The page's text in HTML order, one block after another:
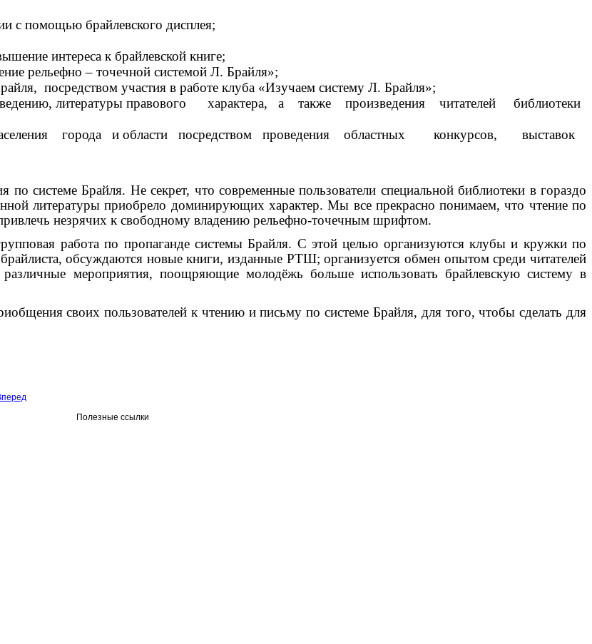
с помощью брайлевского дисплея;
интереса к брайлевской книге;
рельефно – точечной системой Л. Брайля»;
посредством участия в работе клуба «Изучаем систему Л. Брайля»;
литературы правового характера, а также произведения читателей библиотеки
города и области посредством проведения областных конкурсов, выставок
системе Брайля. Не секрет, что современные пользователи специальной библиотеки в гораздо
литературы приобрело доминирующих характер. Мы все прекрасно понимаем, что чтение по
незрячих к свободному владению рельефно-точечным шрифтом.
работа по пропаганде системы Брайля. С этой целью организуются клубы и кружки по
обсуждаются новые книги, изданные РТШ; организуется обмен опытом среди читателей
мероприятия, поощряющие молодёжь больше использовать брайлевскую систему в
своих пользователей к чтению и письму по системе Брайля, для того, чтобы сделать для
Полезные ссылки